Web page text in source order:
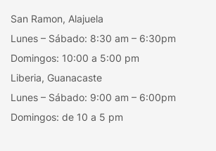
San Ramon, Alajuela
Lunes – Sábado: 8:30 am – 6:30pm
Domingos: 10:00 a 5:00 pm
Liberia, Guanacaste
Lunes – Sábado: 9:00 am – 6:00pm
Domingos: de 10 a 5 pm